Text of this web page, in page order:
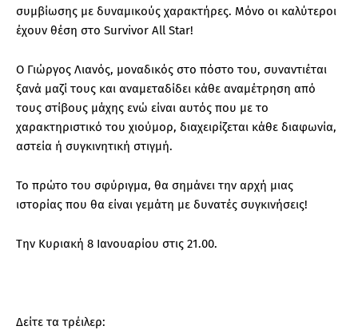
συμβίωσης με δυναμικούς χαρακτήρες. Μόνο οι καλύτεροι
έχουν θέση στο Survivor All Star!
Ο Γιώργος Λιανός, μοναδικός στο πόστο του, συναντιέται
ξανά μαζί τους και αναμεταδίδει κάθε αναμέτρηση από
τους στίβους μάχης ενώ είναι αυτός που με το
χαρακτηριστικό του χιούμορ, διαχειρίζεται κάθε διαφωνία,
αστεία ή συγκινητική στιγμή.
Το πρώτο του σφύριγμα, θα σημάνει την αρχή μιας
ιστορίας που θα είναι γεμάτη με δυνατές συγκινήσεις!
Την Κυριακή 8 Ιανουαρίου στις 21.00.
Δείτε τα τρέιλερ: